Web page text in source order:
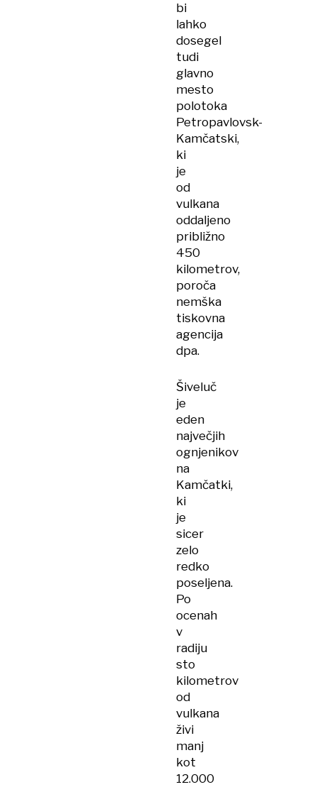
bi
lahko
dosegel
tudi
glavno
mesto
polotoka
Petropavlovsk-
Kamčatski,
ki
je
od
vulkana
oddaljeno
približno
450
kilometrov,
poroča
nemška
tiskovna
agencija
dpa.
Šiveluč
je
eden
največjih
ognjenikov
na
Kamčatki,
ki
je
sicer
zelo
redko
poseljena.
Po
ocenah
v
radiju
sto
kilometrov
od
vulkana
živi
manj
kot
12.000